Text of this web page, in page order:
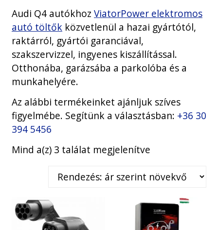
Audi Q4 autókhoz ViatorPower elektromos
autó töltők közvetlenül a hazai gyártótól,
raktárról, gyártói garanciával,
szakszervizzel, ingyenes kiszállítással.
Otthonába, garázsába a parkolóba és a
munkahelyére.
Az alábbi termékeinket ajánljuk szíves
figyelmébe. Segítünk a választásban: +36 30
394 5456
Mind a(z) 3 találat megjelenítve
price:
to
high